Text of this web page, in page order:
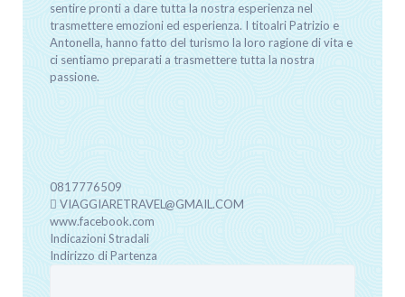
sentire pronti a dare tutta la nostra esperienza nel
trasmettere emozioni ed esperienza. I titoalri Patrizio e
Antonella, hanno fatto del turismo la loro ragione di vita e
ci sentiamo preparati a trasmettere tutta la nostra
passione.
0817776509
VIAGGIARETRAVEL@GMAIL.COM
www.facebook.com
Indicazioni Stradali
Indirizzo di Partenza